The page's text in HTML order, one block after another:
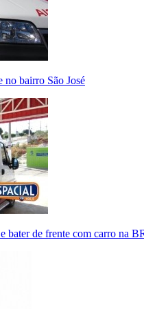
bairro São José
bater de frente com carro na